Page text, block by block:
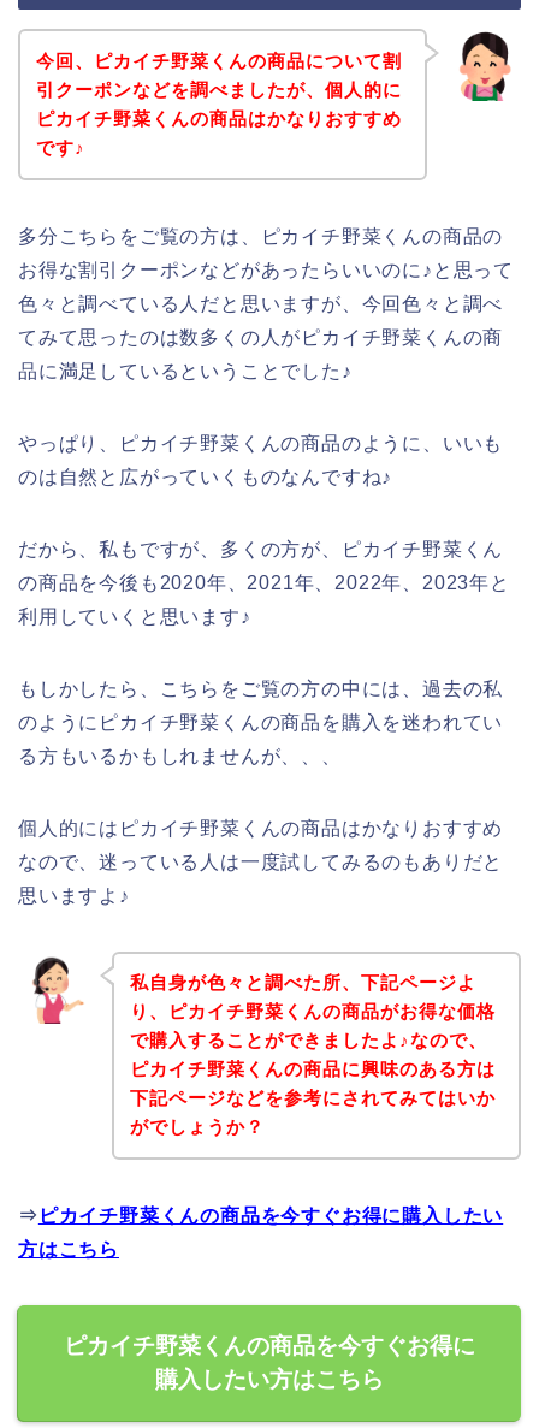
今回、ピカイチ野菜くんの商品について割
引クーポンなどを調べましたが、個人的に
ピカイチ野菜くんの商品はかなりおすすめ
です♪
多分こちらをご覧の方は、ピカイチ野菜くんの商品の
お得な割引クーポンなどがあったらいいのに♪と思って
色々と調べている人だと思いますが、今回色々と調べ
てみて思ったのは数多くの人がピカイチ野菜くんの商
品に満足しているということでした♪
やっぱり、ピカイチ野菜くんの商品のように、いいも
のは自然と広がっていくものなんですね♪
だから、私もですが、多くの方が、ピカイチ野菜くん
の商品を今後も2020年、2021年、2022年、2023年と
利用していくと思います♪
もしかしたら、こちらをご覧の方の中には、過去の私
のようにピカイチ野菜くんの商品を購入を迷われてい
る方もいるかもしれませんが、、、
個人的にはピカイチ野菜くんの商品はかなりおすすめ
なので、迷っている人は一度試してみるのもありだと
思いますよ♪
私自身が色々と調べた所、下記ページよ
り、ピカイチ野菜くんの商品がお得な価格
で購入することができましたよ♪なので、
ピカイチ野菜くんの商品に興味のある方は
下記ページなどを参考にされてみてはいか
がでしょうか？
⇒ ピカイチ野菜くんの商品を今すぐお得に購入したい
方はこちら
ピカイチ野菜くんの商品を今すぐお得に
購入したい方はこちら